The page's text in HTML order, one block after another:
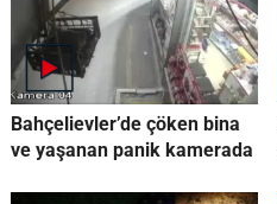
Bahçelievler’de çöken bina
ve yaşanan panik kamerada